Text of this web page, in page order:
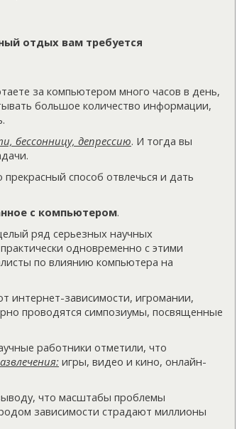
отдых вам требуется
за компьютером много часов в день,
большое количество информации,
бессонницу, депрессию. И тогда вы
способ отвлечься и дать
с компьютером.
ряд серьезных научных
одновременно с этими
по влиянию компьютера на
интернет-зависимости, игромании,
проводятся симпозиумы, посвященные
работники отметили, что
игры, видео и кино, онлайн-
что масштабы проблемы
зависимости страдают миллионы